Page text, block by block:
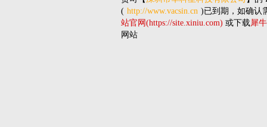
( http://www.vacsin.cn )已到期，如确认
站官网(https://site.xiniu.com) 或下载犀
网站